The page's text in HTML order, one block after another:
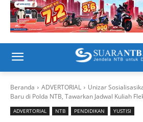
Beranda ADVERTORIAL
Unizar
Baru di Polda NTB, Tawarkan Jadwal Kuliah
ADVERTORIAL NTB PENDIDIKAN YUSTISI